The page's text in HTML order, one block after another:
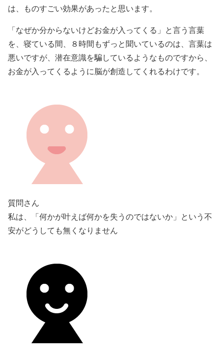
は、ものすごい効果があったと思います。
「なぜか分からないけどお金が入ってくる」と言う言葉
を、寝ている間、８時間もずっと聞いているのは、言葉は
悪いですが、潜在意識を騙しているようなものですから、
お金が入ってくるように脳が創造してくれるわけです。
質問さん
私は、「何かが叶えば何かを失うのではないか」という不
安がどうしても無くなりません